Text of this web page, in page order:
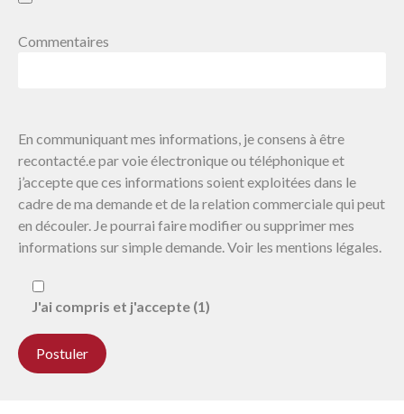
Commentaires
En communiquant mes informations, je consens à être
recontacté.e par voie électronique ou téléphonique et
j’accepte que ces informations soient exploitées dans le
cadre de ma demande et de la relation commerciale qui peut
en découler. Je pourrai faire modifier ou supprimer mes
informations sur simple demande. Voir les mentions légales.
J'ai compris et j'accepte (1)